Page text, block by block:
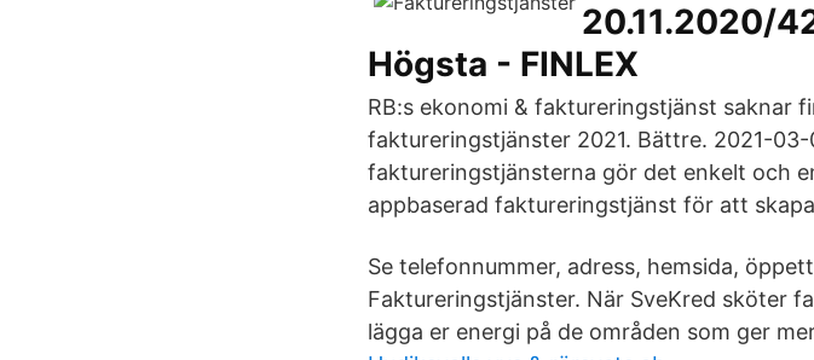
20.11.2020/
Högsta - FINLEX
RB:s ekonomi & faktureringstjänst saknar
faktureringstjänster 2021. Bättre. 2021-03-
faktureringstjänsterna gör det enkelt och
appbaserad faktureringstjänst för att
Se telefonnummer, adress, hemsida,
Faktureringstjänster. När SveKred sköter
lägga er energi på de områden som ger